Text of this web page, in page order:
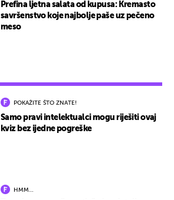
POKAŽITE ŠTO ZNATE!
Samo pravi intelektualci mogu riješiti ovaj
kviz bez ijedne pogreške
HMM…
Prefina ljetna salata od kupusa: Kremasto
savršenstvo koje najbolje paše uz pečeno
meso